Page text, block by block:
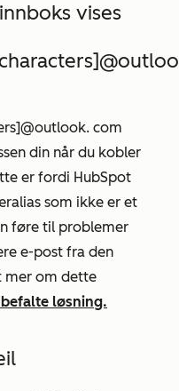
vises
. com
din når du kobler
er fordi HubSpot
som ikke er et
føre til problemer
e-post fra den
mer om dette
løsning.